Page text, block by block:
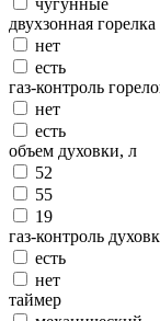
двухзонная горелка
нет
есть
газ-контроль
нет
есть
объем духовки, л
52
55
19
газ-контроль
есть
нет
таймер